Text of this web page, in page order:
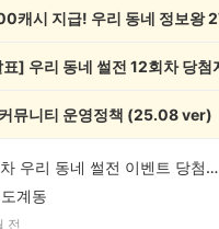
뮤니티 운영정책 (25.08 ver)
💰[당첨자 발표] 2회차 우리 동네 썰전 이벤트 당첨자를 발표합니다!
도계동
전